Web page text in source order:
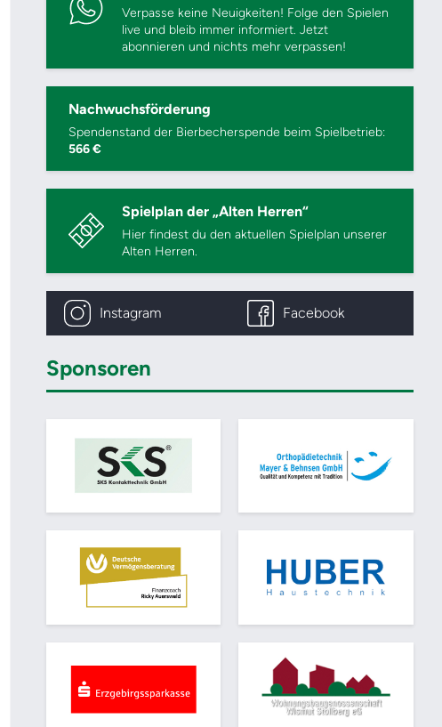
Verpasse keine Neuigkeiten! Folge den Spielen
live und bleib immer informiert. Jetzt
abonnieren und nichts mehr verpassen!
Nachwuchsförderung
Spendenstand der Bierbecherspende beim Spielbetrieb:
566 €
Spielplan der „Alten Herren“
Hier findest du den aktuellen Spielplan unserer
Alten Herren.
Instagram Facebook
Sponsoren